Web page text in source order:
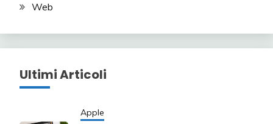
Web
Ultimi Articoli
Apple